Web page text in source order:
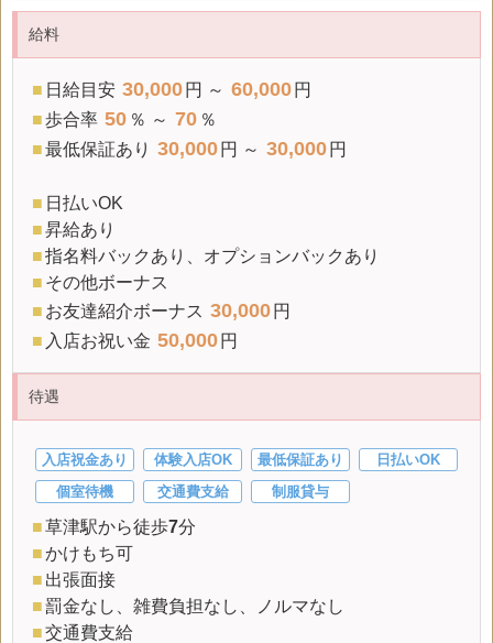
給料
■ 日給目安 30,000 円 ～ 60,000 円
■歩合率 50 ％ ～ 70 ％
■最低保証あり 30,000 円 ～ 30,000 円
■ 日払いOK
■昇給あり
■指名料バックあり、オプションバックあり
■ その他ボーナス
■ お友達紹介ボーナス 30,000 円
■ 入店お祝い金 50,000 円
待遇
入店祝金あり 体験入店OK 最低保証あり
日払いOK
個室待機
交通費支給 制服貸与
■草津駅から徒歩7分
■かけもち可
■ 出張面接
■罰金なし、雑費負担なし、ノルマなし
■交通費支給